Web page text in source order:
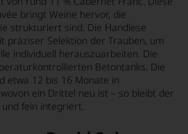
bringt Weine hervor, die
strukturiert sind. Die Handlese
präziser Selektion der Trauben, um
individuell herauszuarbeiten. Die
Betontanks. Die
etwa 12 bis 16 Monate in
ein Drittel neu ist – so bleibt der
fein integriert.